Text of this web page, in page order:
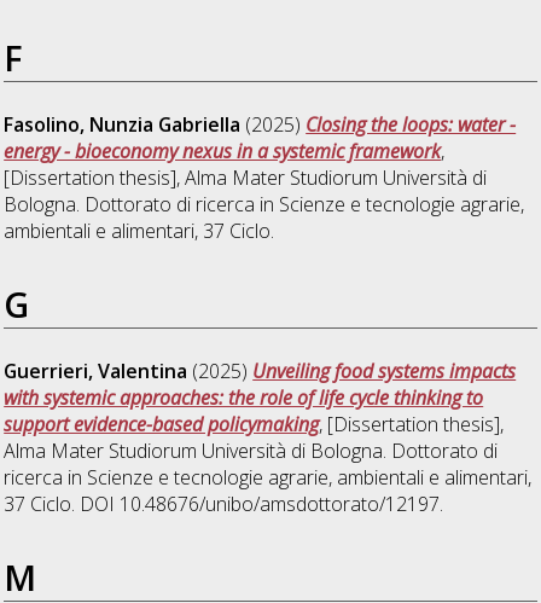
F
Fasolino, Nunzia Gabriella (2025) Closing the loops: water -
energy - bioeconomy nexus in a systemic framework,
[Dissertation thesis], Alma Mater Studiorum Università di
Bologna. Dottorato di ricerca in Scienze e tecnologie agrarie,
ambientali e alimentari, 37 Ciclo.
G
Guerrieri, Valentina (2025) Unveiling food systems impacts
with systemic approaches: the role of life cycle thinking to
support evidence-based policymaking, [Dissertation thesis],
Alma Mater Studiorum Università di Bologna. Dottorato di
ricerca in Scienze e tecnologie agrarie, ambientali e alimentari,
37 Ciclo. DOI 10.48676/unibo/amsdottorato/12197.
M